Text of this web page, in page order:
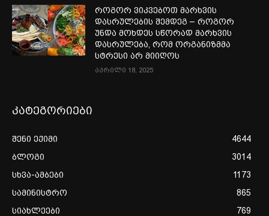
როგორ ვიკვებოთ მარხვის
დასრულების შემდეგ – როგორ
უნდა მოხდეს სწორად მარხვის
დასრულება, რომ ორგანიზმმა
სტრესი არ მიიღოს
აპრილი 18, 2025
კატეგორიები
შენი ექიმი
4644
ბლოგი
3014
სხვა-ამბები
1173
სამინისტრო
865
სიახლეები
769